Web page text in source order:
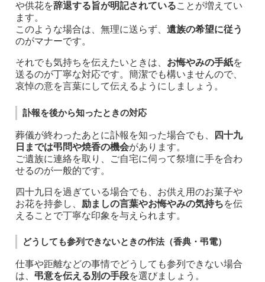
や供花を辞退する旨が明記されていることが増えてい
ます。
このような場合は、無理に送らず、 遺族の希望に従う
のがマナーです。
それでも気持ちを伝えたいときは、 お悔やみの手紙を
送るのが丁寧な対応です。簡潔でも構いませんので、
哀悼の意を言葉にして伝えるようにしましょう。
訃報を後から知ったときの対応
葬儀が終わったあとに訃報を知った場合でも、
四十九
日までは弔問や焼香の機会があります。
ご遺族に連絡を取り、ご自宅に伺って祭壇に手を合わ
せるのが一般的です。
四十九日を過ぎている場合でも、お供え用のお菓子や
お花を持参し、 励ましの言葉やお悔やみの気持ちを伝
えることで丁寧な印象を与えられます。
どうしても参列できないときの作法（香典・弔電）
仕事や距離などの事情でどうしても参列できない場合
は、 弔意を伝える別の手段を選びましょう。